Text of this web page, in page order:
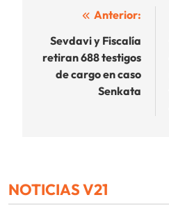
Navegación
de
entradas
Anterior:
Sevdavi y Fiscalía
retiran 688 testigos
de cargo en caso
Senkata
NOTICIAS V21